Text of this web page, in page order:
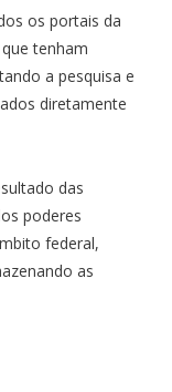
os portais da
tenham
a pesquisa e
diretamente
das
poderes
federal,
as